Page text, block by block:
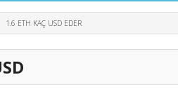
1.6 ETH KAÇ USD EDER